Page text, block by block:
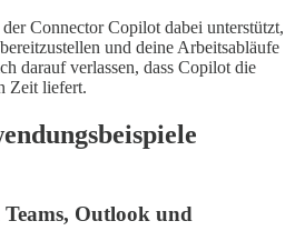
Connector Copilot dabei unterstützt,
und deine Arbeitsabläufe
darauf verlassen, dass Copilot die
Zeit liefert.
Outlook und